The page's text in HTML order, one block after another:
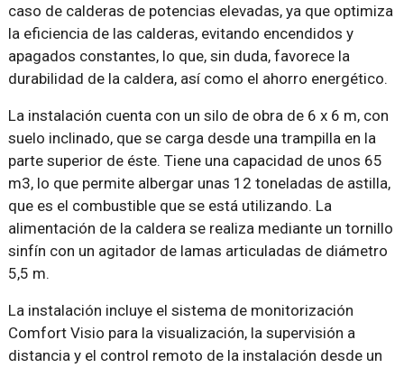
caso de calderas de potencias elevadas, ya que optimiza
la eficiencia de las calderas, evitando encendidos y
apagados constantes, lo que, sin duda, favorece la
durabilidad de la caldera, así como el ahorro energético.
La instalación cuenta con un silo de obra de 6 x 6 m, con
suelo inclinado, que se carga desde una trampilla en la
parte superior de éste. Tiene una capacidad de unos 65
m3, lo que permite albergar unas 12 toneladas de astilla,
que es el combustible que se está utilizando. La
alimentación de la caldera se realiza mediante un tornillo
sinfín con un agitador de lamas articuladas de diámetro
5,5 m.
La instalación incluye el sistema de monitorización
Comfort Visio para la visualización, la supervisión a
distancia y el control remoto de la instalación desde un